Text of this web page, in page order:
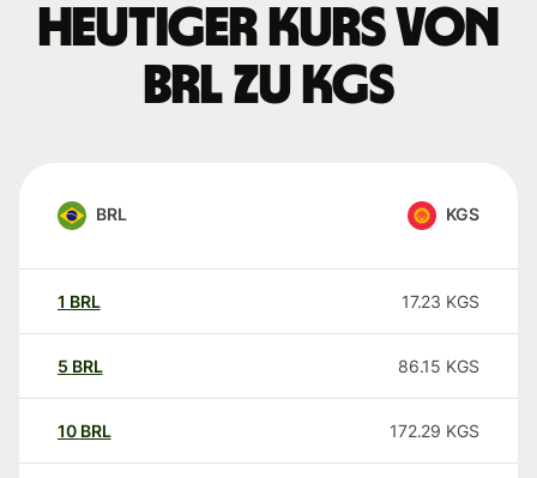
Heutiger Kurs von
BRL zu KGS
BRL KGS
1 BRL 17.23 KGS
5 BRL 86.15 KGS
10 BRL 172.29 KGS